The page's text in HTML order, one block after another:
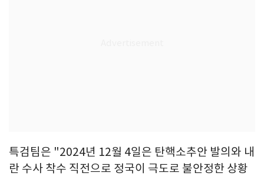
특검팀은 "2024년 12월 4일은 탄핵소추안 발의와 내
란 수사 착수 직전으로 정국이 극도로 불안정한 상황